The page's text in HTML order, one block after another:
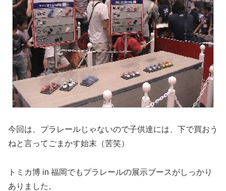
今回は、プラレールじゃないので子供達には、下で買おう
ねと言ってごまかす始末（苦笑）
トミカ博 in 福岡でもプラレールの展示ブースがしっかり
ありました。